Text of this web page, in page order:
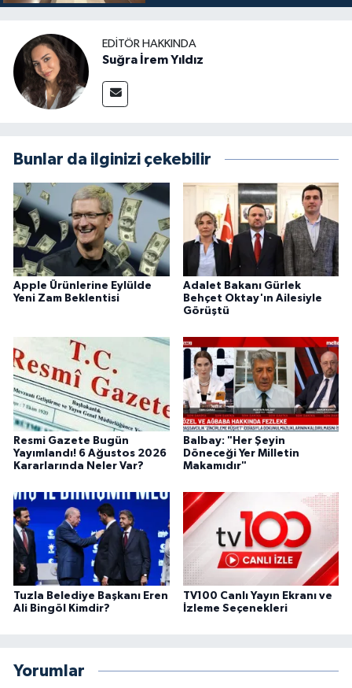
EDITÖR HAKKINDA
Suğra İrem Yıldız
Bunlar da ilginizi çekebilir
Apple Ürünlerine Eylülde
Yeni Zam Beklentisi
Adalet Bakanı Gürlek
Behçet Oktay'ın Ailesiyle
Görüştü
Resmi Gazete Bugün
Yayımlandı! 6 Ağustos 2026
Kararlarında Neler Var?
Balbay: "Her Şeyin
Döneceği Yer Milletin
Makamıdır"
Tuzla Belediye Başkanı Eren
Ali Bingöl Kimdir?
TV100 Canlı Yayın Ekranı ve
İzleme Seçenekleri
Yorumlar